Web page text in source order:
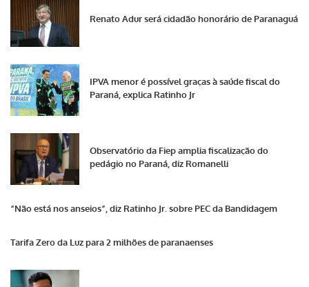
Renato Adur será cidadão honorário de Paranaguá
IPVA menor é possível graças à saúde fiscal do
Paraná, explica Ratinho Jr
Observatório da Fiep amplia fiscalização do
pedágio no Paraná, diz Romanelli
“Não está nos anseios”, diz Ratinho Jr. sobre PEC da Bandidagem
Tarifa Zero da Luz para 2 milhões de paranaenses